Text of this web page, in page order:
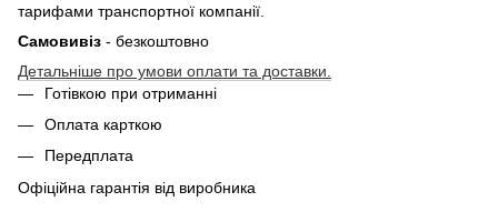
тарифами транспортної компанії.
Самовивіз - безкоштовно
Детальніше про умови оплати та доставки.
Готівкою при отриманні
Оплата карткою
Передплата
Офіційна гарантія від виробника